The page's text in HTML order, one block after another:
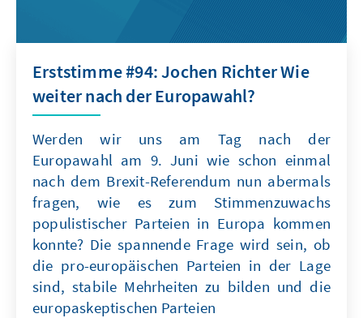
Erststimme #94: Jochen Richter Wie
weiter nach der Europawahl?
Werden wir uns am Tag nach der
Europawahl am 9. Juni wie schon einmal
nach dem Brexit-Referendum nun abermals
fragen, wie es zum Stimmenzuwachs
populistischer Parteien in Europa kommen
konnte? Die spannende Frage wird sein, ob
die pro-europäischen Parteien in der Lage
sind, stabile Mehrheiten zu bilden und die
europaskeptischen Parteien